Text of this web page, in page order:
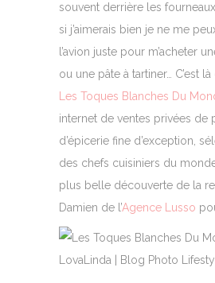
souvent derrière les
si j’aimerais bien je ne me
l’avion juste pour m’acheter
ou une pâte à tartiner… C’est
Les Toques Blanches Du
internet de ventes privées de
d’épicerie fine d’exception,
des chefs cuisiniers du
plus belle découverte de la
Damien de l’Agence Lusso